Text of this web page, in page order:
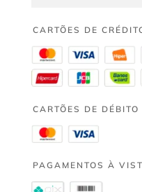
CARTÕES DE
CARTÕES DE DÉBITO
PAGAMENTOS À